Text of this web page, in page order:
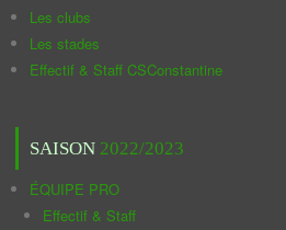
Les clubs
Les stades
Effectif & Staff CSConstantine
SAISON 2022/2023
ÉQUIPE PRO
Effectif & Staff